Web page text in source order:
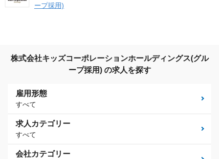
ープ採用)
株式会社キッズコーポレーションホールディングス(グル
ープ採用) の求人を探す
雇用形態
すべて
求人カテゴリー
すべて
会社カテゴリー